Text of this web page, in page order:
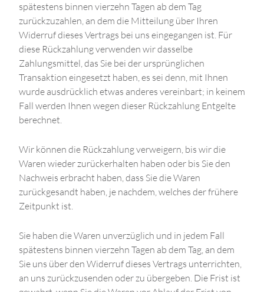
spätestens binnen vierzehn Tagen ab dem Tag
zurückzuzahlen, an dem die Mitteilung über Ihren
Widerruf dieses Vertrags bei uns eingegangen ist. Für
diese Rückzahlung verwenden wir dasselbe
Zahlungsmittel, das Sie bei der ursprünglichen
Transaktion eingesetzt haben, es sei denn, mit Ihnen
wurde ausdrücklich etwas anderes vereinbart; in keinem
Fall werden Ihnen wegen dieser Rückzahlung Entgelte
berechnet.
Wir können die Rückzahlung verweigern, bis wir die
Waren wieder zurückerhalten haben oder bis Sie den
Nachweis erbracht haben, dass Sie die Waren
zurückgesandt haben, je nachdem, welches der frühere
Zeitpunkt ist.
Sie haben die Waren unverzüglich und in jedem Fall
spätestens binnen vierzehn Tagen ab dem Tag, an dem
Sie uns über den Widerruf dieses Vertrags unterrichten,
an uns zurückzusenden oder zu übergeben. Die Frist ist